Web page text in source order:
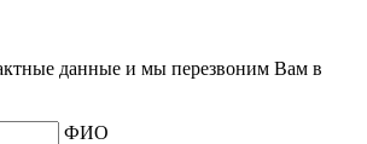
данные и мы перезвоним Вам в
ФИО